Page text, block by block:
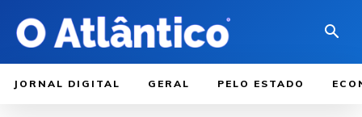
JORNAL DIGITAL GERAL PELO ESTADO